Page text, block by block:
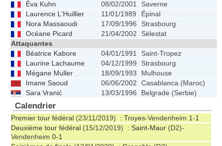
Éva Kuhn
08/02/2001
Saverne
Laurence L'Huillier
11/01/1989 Épinal
Nora Massaoudi
17/09/1996
Strasbourg
Océane Picard
21/04/2002 Sélestat
Attaquantes
Béatrice Kabore
04/01/1991
Saint-Tropez
Laurine Lachaume
04/12/1999
Strasbourg
Mégane Muller
18/09/1993
Mulhouse
Imane Saoud
06/06/2002 Casablanca (Maroc)
Sara Vranić
13/03/1996 Belgrade (Serbie)
Calendrier
Premier tour fédéral (23/11/2019) : Troyes-Vendenheim 1-1
Deuxième tour fédéral (15/12/2019) : Saint-Maur (D2)-
Vendenheim 0-1